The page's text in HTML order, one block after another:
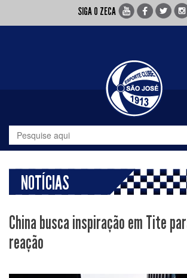
SIGA O ZECA
NOTÍCIAS
China busca inspiração em Tite
reação